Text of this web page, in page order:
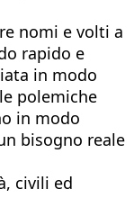
nomi e volti a
rapido e
in modo
polemiche
in modo
bisogno reale
civili ed